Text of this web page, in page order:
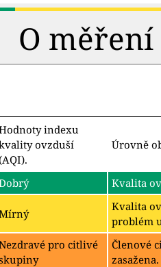
O
indexu
ovzduší
Úrovně
Kvalita
Kvalita
problém
pro citlivé
Členové
zasažena.